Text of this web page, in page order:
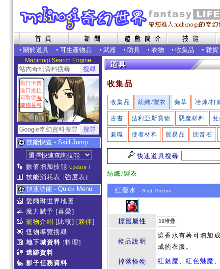
• 關於道具 • 可生產物品 • 武器 • 防具 • 衣物 • 收集品 • 雜貨
Mabinogi Search Engine
敲打卡普
港口燈柱
可取得海
蘭德長弓
技能快查 - Skill Jump
數值增加技能 Update !
技能消耗表 [強度表]
快速功能 - Quick Menu
愛爾琳世界地圖
魔力賦予 [喜愛]
寵物介紹 [比較] [夥伴]
怪物導覽搜尋
地下城資料 [料理]
遺跡資料
影子任務資料
收集品
收集品 紡織/製衣 藥草 冶煉/打
古書 法利亞斯寶物 惡魔材料
兼職 使者材料 貿易品 回音石
快速道具搜尋
紡織/製衣
紅藥水 - Red Potion
標籤屬性 10堆疊
物品說明
這香水有著可增加
成的衣服。
掉落怪物
紅魅魔、紅色魅魔